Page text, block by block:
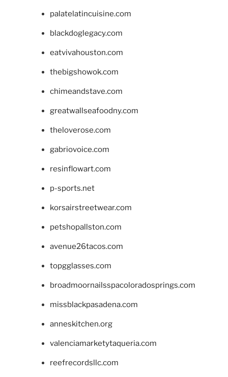
palatelatincuisine.com
blackdoglegacy.com
eatvivahouston.com
thebigshowok.com
chimeandstave.com
greatwallseafoodny.com
theloverose.com
gabriovoice.com
resinflowart.com
p-sports.net
korsairstreetwear.com
petshopallston.com
avenue26tacos.com
topgglasses.com
broadmoornailsspacoloradosprings.com
missblackpasadena.com
anneskitchen.org
valenciamarketytaqueria.com
reefrecordsllc.com